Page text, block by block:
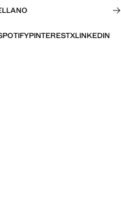
PINTERESTXLINKEDIN